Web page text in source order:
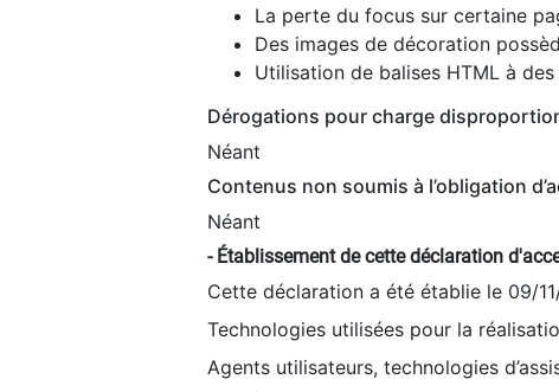
La perte du focus sur certaine
Des images de décoration
Utilisation de balises HTML à
Dérogations pour charge
Néant
Contenus non soumis à l’obligation
Néant
- Établissement de cette déclaration
Cette déclaration a été établie le 09/
Technologies utilisées pour la
Agents utilisateurs, technologies